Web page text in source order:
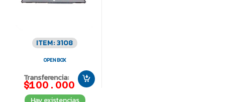
ITEM: 3108
OPEN BOX
Transferencia:
$100.000